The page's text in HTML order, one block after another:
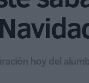
hoy del